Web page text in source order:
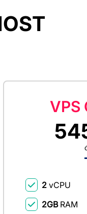
VPS
2 vCPU
2GBRAM